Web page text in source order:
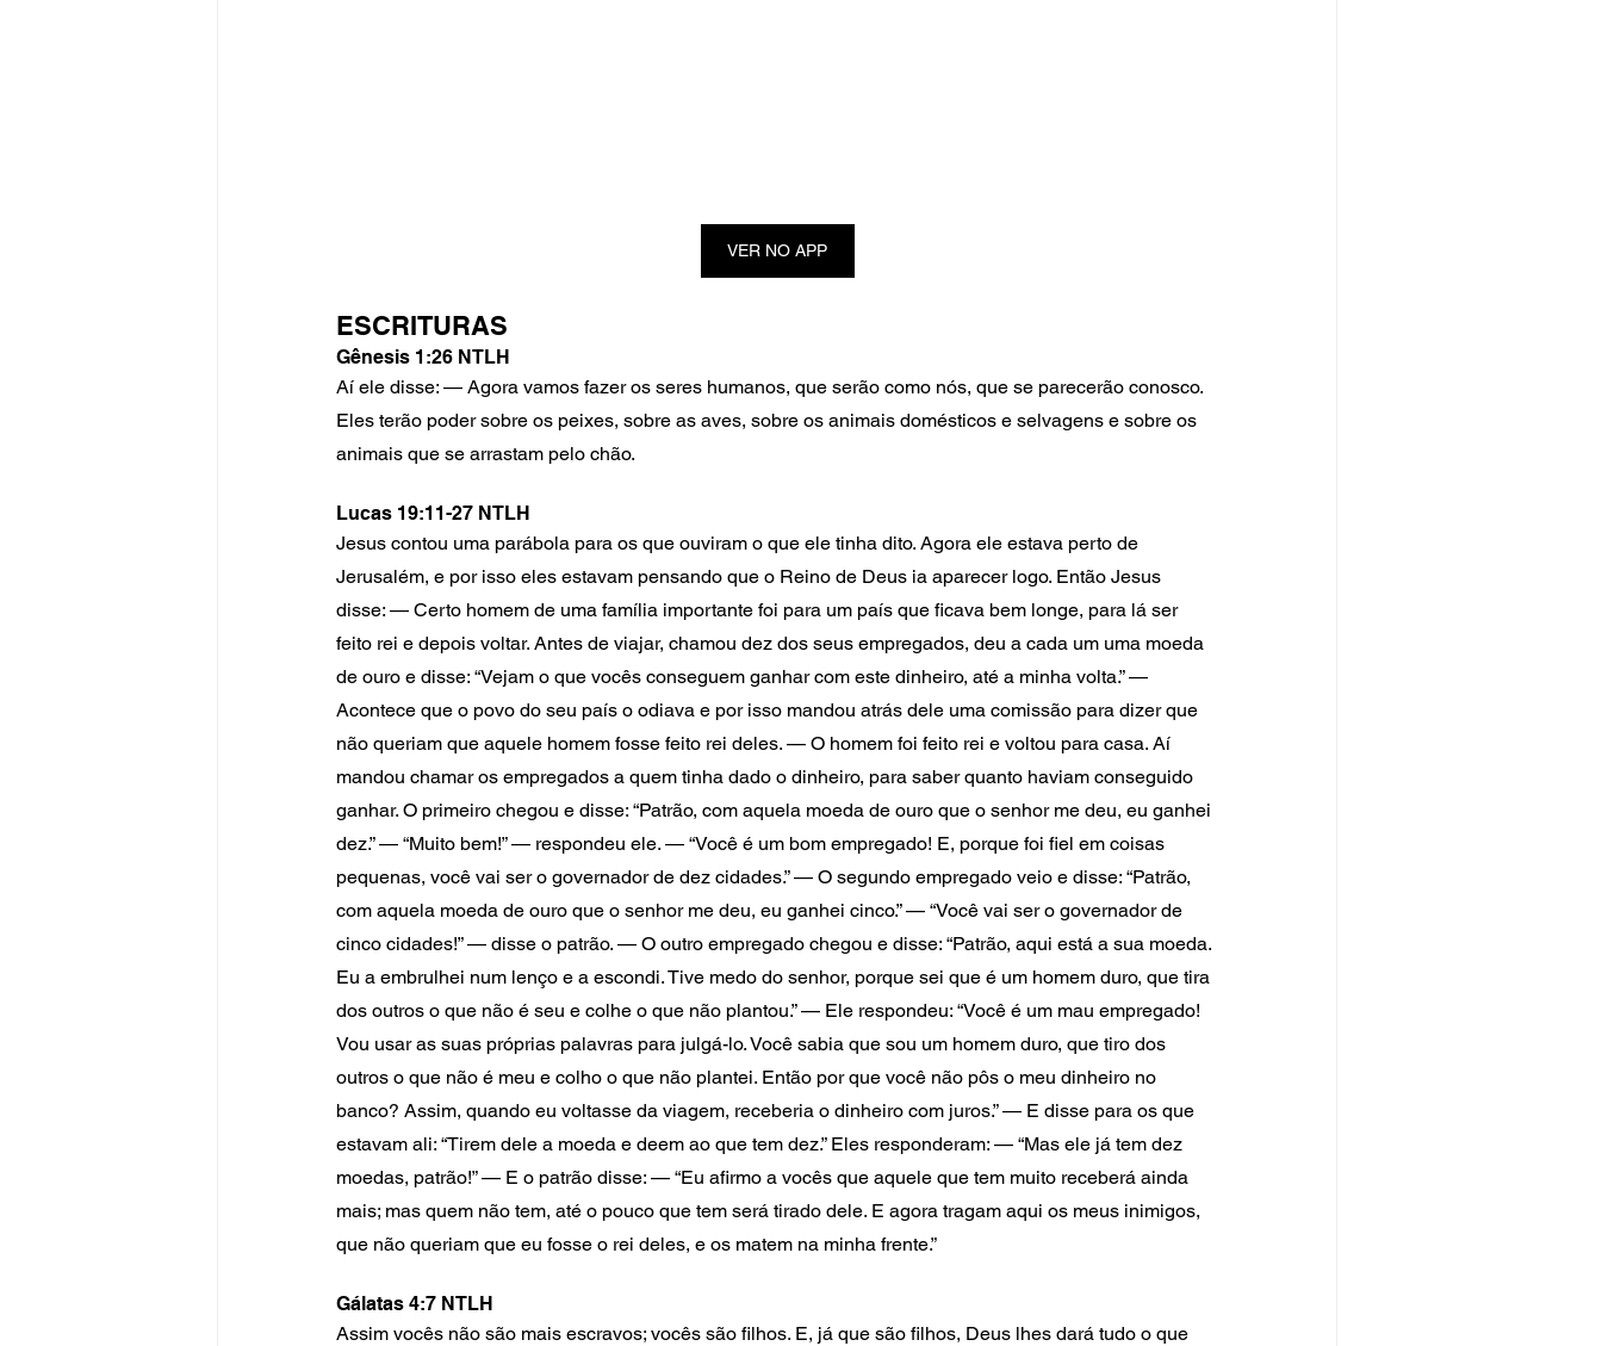
VER NO APP
ESCRITURAS
Gênesis 1:26 NTLH
Aí ele disse: — Agora vamos fazer os seres humanos, que serão como nós, que se parecerão conosco.
Eles terão poder sobre os peixes, sobre as aves, sobre os animais domésticos e selvagens e sobre os
animais que se arrastam pelo chão.
Lucas 19:11-27 NTLH
Jesus contou uma parábola para os que ouviram o que ele tinha dito. Agora ele estava perto de
Jerusalém, e por isso eles estavam pensando que o Reino de Deus ia aparecer logo. Então Jesus
disse: — Certo homem de uma família importante foi para um país que ficava bem longe, para lá ser
feito rei e depois voltar. Antes de viajar, chamou dez dos seus empregados, deu a cada um uma moeda
de ouro e disse: “Vejam o que vocês conseguem ganhar com este dinheiro, até a minha volta.” —
Acontece que o povo do seu país o odiava e por isso mandou atrás dele uma comissão para dizer que
não queriam que aquele homem fosse feito rei deles. — O homem foi feito rei e voltou para casa. Aí
mandou chamar os empregados a quem tinha dado o dinheiro, para saber quanto haviam conseguido
ganhar. O primeiro chegou e disse: “Patrão, com aquela moeda de ouro que o senhor me deu, eu ganhei
dez.” — “Muito bem!” — respondeu ele. — “Você é um bom empregado! E, porque foi fiel em coisas
pequenas, você vai ser o governador de dez cidades.” — O segundo empregado veio e disse: “Patrão,
com aquela moeda de ouro que o senhor me deu, eu ganhei cinco.” — “Você vai ser o governador de
cinco cidades!” — disse o patrão. — O outro empregado chegou e disse: “Patrão, aqui está a sua moeda.
Eu a embrulhei num lenço e a escondi. Tive medo do senhor, porque sei que é um homem duro, que tira
dos outros o que não é seu e colhe o que não plantou.” — Ele respondeu: “Você é um mau empregado!
Vou usar as suas próprias palavras para julgá-lo. Você sabia que sou um homem duro, que tiro dos
outros o que não é meu e colho o que não plantei. Então por que você não pôs o meu dinheiro no
banco? Assim, quando eu voltasse da viagem, receberia o dinheiro com juros.” — E disse para os que
estavam ali: “Tirem dele a moeda e deem ao que tem dez.” Eles responderam: — “Mas ele já tem dez
moedas, patrão!” — E o patrão disse: — “Eu afirmo a vocês que aquele que tem muito receberá ainda
mais; mas quem não tem, até o pouco que tem será tirado dele. E agora tragam aqui os meus inimigos,
que não queriam que eu fosse o rei deles, e os matem na minha frente.”
Gálatas 4:7 NTLH
Assim vocês não são mais escravos; vocês são filhos. E, já que são filhos, Deus lhes dará tudo o que